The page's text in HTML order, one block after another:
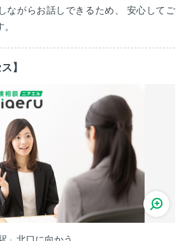
ながらお話しできるため、 安心してご
】